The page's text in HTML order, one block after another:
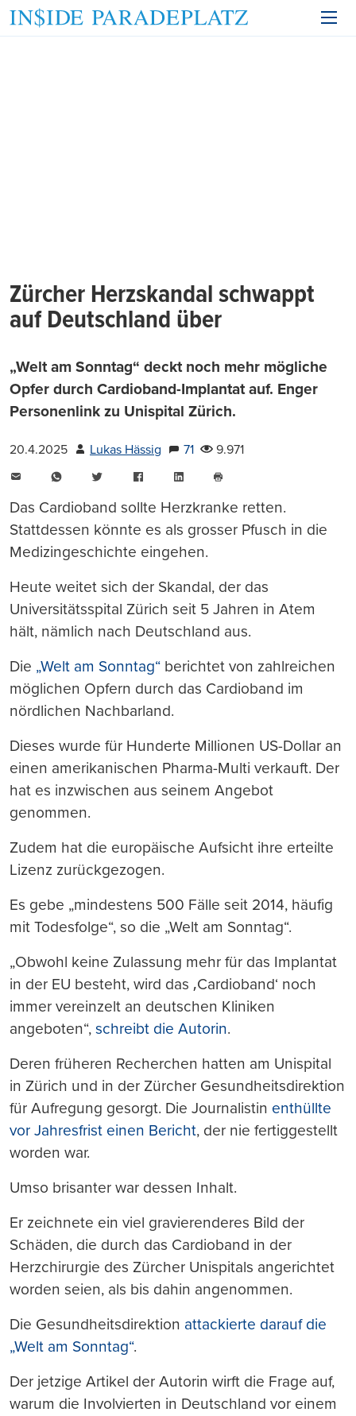
Zürcher Herzskandal schwappt
auf Deutschland über
„Welt am Sonntag“ deckt noch mehr mögliche
Opfer durch Cardioband-Implantat auf. Enger
Personenlink zu Unispital Zürich.
20.4.2025 Lukas Hässig 71
9.971
WhatsAppTwitter FacebookLinkedIn
drucken
Das Cardioband sollte Herzkranke retten.
Stattdessen könnte es als grosser Pfusch in die
Medizingeschichte eingehen.
Heute weitet sich der Skandal, der das
Universitätsspital Zürich seit 5 Jahren in Atem
hält, nämlich nach Deutschland aus.
Die „Welt am Sonntag“ berichtet von zahlreichen
möglichen Opfern durch das Cardioband im
nördlichen Nachbarland.
Dieses wurde für Hunderte Millionen US-Dollar an
einen amerikanischen Pharma-Multi verkauft. Der
hat es inzwischen aus seinem Angebot
genommen.
Zudem hat die europäische Aufsicht ihre erteilte
Lizenz zurückgezogen.
Es gebe „mindestens 500 Fälle seit 2014, häufig
mit Todesfolge“, so die „Welt am Sonntag“.
„Obwohl keine Zulassung mehr für das Implantat
in der EU besteht, wird das ‚Cardioband‘ noch
immer vereinzelt an deutschen Kliniken
angeboten“, schreibt die Autorin.
Deren früheren Recherchen hatten am Unispital
in Zürich und in der Zürcher Gesundheitsdirektion
für Aufregung gesorgt. Die Journalistin enthüllte
vor Jahresfrist einen Bericht, der nie fertiggestellt
worden war.
Umso brisanter war dessen Inhalt.
Er zeichnete ein viel gravierenderes Bild der
Schäden, die durch das Cardioband in der
Herzchirurgie des Zürcher Unispitals angerichtet
worden seien, als bis dahin angenommen.
Die Gesundheitsdirektion attackierte darauf die
„Welt am Sonntag“.
Der jetzige Artikel der Autorin wirft die Frage auf,
warum die Involvierten in Deutschland vor einem